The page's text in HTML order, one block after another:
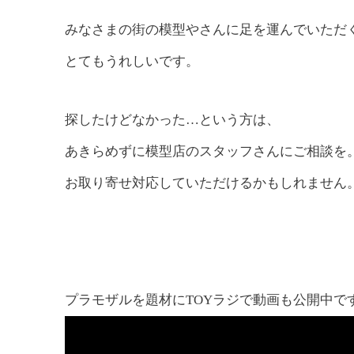
みなさまの街の模型やさんに足を運んでいただ
とてもうれしいです。
探したけどなかった…という方は、
あきらめずに模型店のスタッフさんにご相談を。
お取り寄せ対応していただけるかもしれません。
プラモザルを題材にTOYラジで動画も公開中で